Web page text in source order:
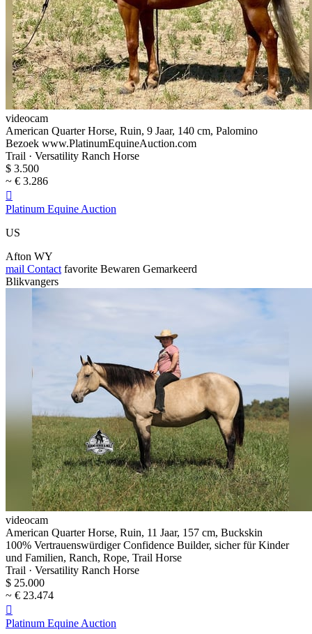
videocam
American Quarter Horse, Ruin, 9 Jaar, 140 cm, Palomino
Bezoek www.PlatinumEquineAuction.com
Trail · Versatility Ranch Horse
$ 3.500
~ € 3.286

Platinum Equine Auction
US
Afton WY
mail Contact favorite Bewaren Gemarkeerd
Blikvangers
videocam
American Quarter Horse, Ruin, 11 Jaar, 157 cm, Buckskin
100% Vertrauenswürdiger Confidence Builder, sicher für Kinder
und Familien, Ranch, Rope, Trail Horse
Trail · Versatility Ranch Horse
$ 25.000
~ € 23.474

Platinum Equine Auction